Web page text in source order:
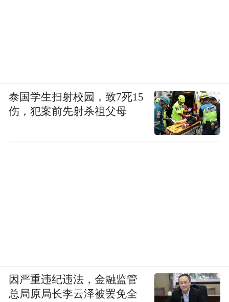
泰国学生扫射校园，致7死15
伤，犯案前先射杀祖父母
因严重违纪违法，金融监管
总局原局长李云泽被罢免全